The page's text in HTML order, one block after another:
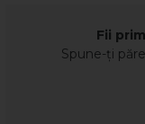
Fii
Spune-ți